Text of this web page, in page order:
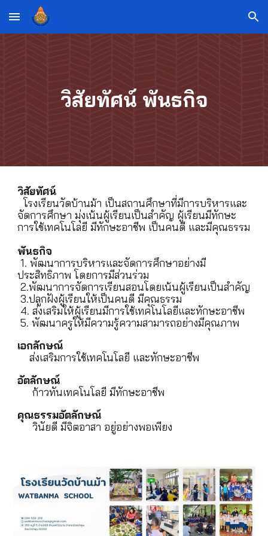
Skip to main content Skip to navigation
วิสัยทัศน์ พันธกิจ
วิสัยทัศน์
โรงเรียนวัดบ้านม้า เป็นสถานศึกษาที่มีการบริหารและ
จัดการศึกษา มุ่งเน้นผู้เรียนเป็นสำคัญ​ ผู้เรียนมีทักษะ
การใช้เทคโนโลยี​ มีทักษะอาชีพ​ เป็นคนดี และมีคุณธรรม
พันธกิจ
1. พัฒนาการบริหารและจัดการศึกษาอย่างมี
ประสิทธิภาพ โดยการมีส่วนร่วม
2.พัฒนาการจัดการเรียนสอนโดยเน้นผู้เรียนเป็นสำคัญ
3.ปลูกฝังผู้เรียนให้เป็นคนดี มีคุณธรรม
4. ส่งเสริมให้ผู้เรียนมีการใช้เทคโนโลยีและทักษะอาชีพ
5. พัฒนาครูให้มีความรู้ความสามารถอย่างมีคุณภาพ
เอกลักษณ์
ส่งเสริมการใช้เทคโนโลยี และทักษะอาชีพ
อัตลักษณ์
ก้าวทันเทคโนโลยี มีทักษะอาชีพ
คุณธรรมอัตลักษณ์
วินัยดี มีจิตอาสา อยู่อย่างพอเพียง